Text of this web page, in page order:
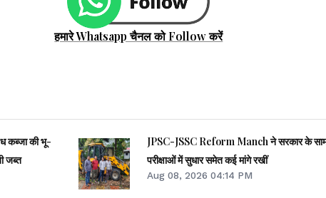
हमारे Whatsapp चैनल को Follow करें
कब्जा की भू-
जब्त
JPSC-JSSC Reform Manch ने सरकार के
परीक्षाओं में सुधार समेत कई मांगे रखीं
Aug 08, 2026 04:14 PM